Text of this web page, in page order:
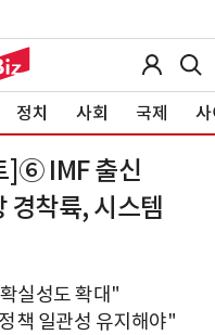
정치 사회 국제 사
]⑥ IMF 출신
경착륙, 시스템
실성도 확대"
책 일관성 유지해야"